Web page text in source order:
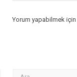
Yorum yapabilmek için